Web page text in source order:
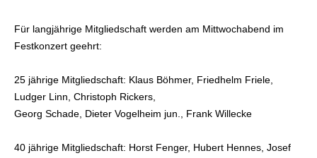
Für langjährige Mitgliedschaft werden am Mittwochabend im
Festkonzert geehrt:
25 jährige Mitgliedschaft: Klaus Böhmer, Friedhelm Friele,
Ludger Linn, Christoph Rickers,
Georg Schade, Dieter Vogelheim jun., Frank Willecke
40 jährige Mitgliedschaft: Horst Fenger, Hubert Hennes, Josef